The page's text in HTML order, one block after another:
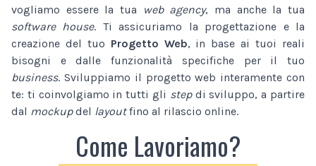
vogliamo essere la tua
web agency, ma anche la tua
software house. Ti assicuriamo la progettazione e la
creazione del tuo Progetto Web, in base ai tuoi reali
bisogni e dalle funzionalità specifiche per il tuo
business. Sviluppiamo il progetto web interamente con
te: ti coinvolgiamo in tutti gli stepdi sviluppo, a partire
dal mockupdel layoutfino al rilascio online.
Come Lavoriamo?